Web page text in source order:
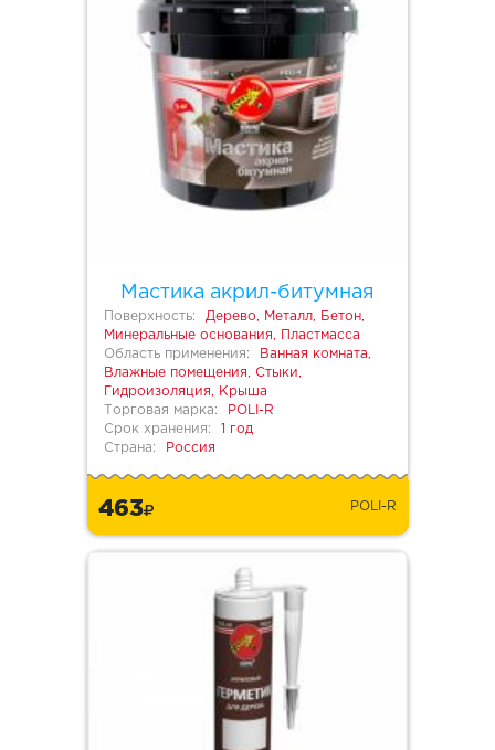
Мастика акрил-битумная
Поверхность:
Дерево, Металл, Бетон,
Минеральные основания, Пластмасса
Область применения:
Ванная комната,
Влажные помещения, Стыки,
Гидроизоляция, Крыша
Торговая марка:
POLI-R
Срок хранения:
1 год
Страна:
Россия
463 POLI-R